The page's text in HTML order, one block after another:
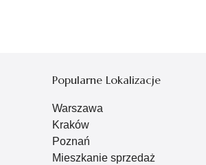
Popularne Lokalizacje
Warszawa
Kraków
Poznań
Mieszkanie sprzedaż